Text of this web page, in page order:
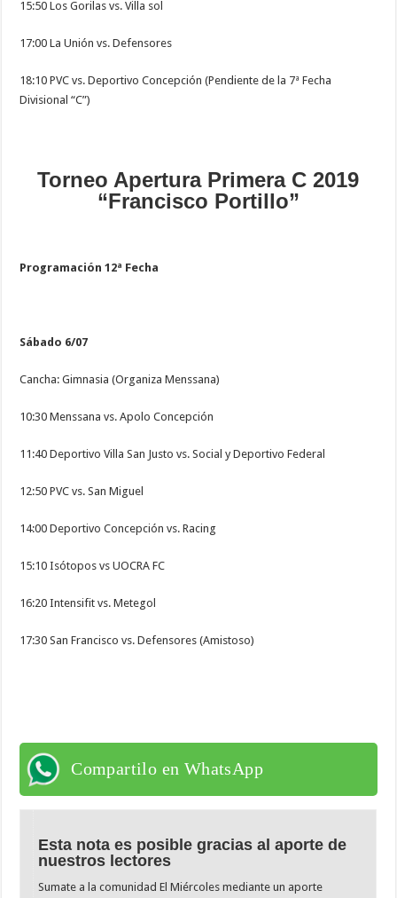
15:50 Los Gorilas vs. Villa sol
17:00 La Unión vs. Defensores
18:10 PVC vs. Deportivo Concepción (Pendiente de la 7ª Fecha
Divisional “C”)
Torneo Apertura Primera C 2019
“Francisco Portillo”
Programación 12ª Fecha
Sábado 6/07
Cancha: Gimnasia (Organiza Menssana)
10:30 Menssana vs. Apolo Concepción
11:40 Deportivo Villa San Justo vs. Social y Deportivo Federal
12:50 PVC vs. San Miguel
14:00 Deportivo Concepción vs. Racing
15:10 Isótopos vs UOCRA FC
16:20 Intensifit vs. Metegol
17:30 San Francisco vs. Defensores (Amistoso)
Compartilo en WhatsApp
Esta nota es posible gracias al aporte de
nuestros lectores
Sumate a la comunidad El Miércoles mediante un aporte